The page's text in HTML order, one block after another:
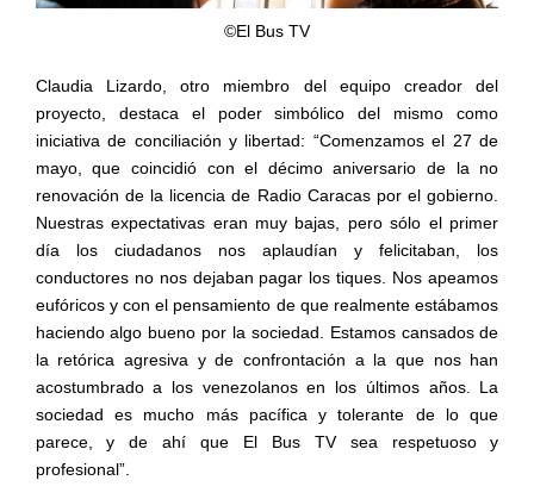
©El Bus TV
Claudia Lizardo, otro miembro del equipo creador del
proyecto, destaca el poder simbólico del mismo como
iniciativa de conciliación y libertad: “Comenzamos el 27 de
mayo, que coincidió con el décimo aniversario de la no
renovación de la licencia de Radio Caracas por el gobierno.
Nuestras expectativas eran muy bajas, pero sólo el primer
día los ciudadanos nos aplaudían y felicitaban, los
conductores no nos dejaban pagar los tiques. Nos apeamos
eufóricos y con el pensamiento de que realmente estábamos
haciendo algo bueno por la sociedad. Estamos cansados de
la retórica agresiva y de confrontación a la que nos han
acostumbrado a los venezolanos en los últimos años. La
sociedad es mucho más pacífica y tolerante de lo que
parece, y de ahí que El Bus TV sea respetuoso y
profesional”.